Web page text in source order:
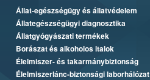
Állat-egészségügy és állatvédelem
Állategészségügyi diagnosztika
Állatgyógyászati termékek
Borászat és alkoholos italok
Élelmiszer- és takarmánybiztonság
Élelmiszerlánc-biztonsági laborhálózat